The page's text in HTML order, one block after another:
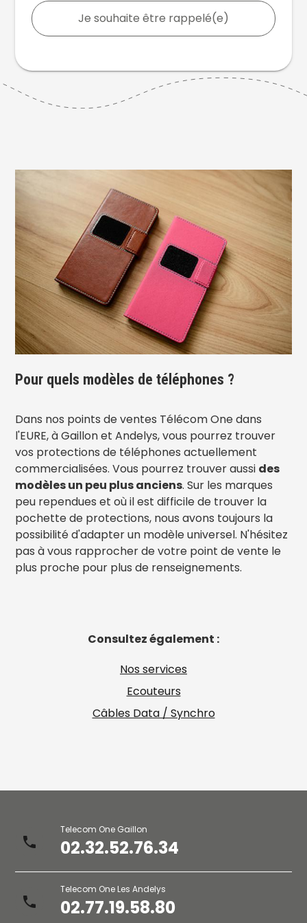
Je souhaite être rappelé(e)
Pour quels modèles de téléphones ?
Dans nos points de ventes Télécom One dans
l'EURE, à Gaillon et Andelys, vous pourrez trouver
vos protections de téléphones actuellement
commercialisées. Vous pourrez trouver aussi des
modèles un peu plus anciens. Sur les marques
peu rependues et où il est difficile de trouver la
pochette de protections, nous avons toujours la
possibilité d'adapter un modèle universel. N'hésitez
pas à vous rapprocher de votre point de vente le
plus proche pour plus de renseignements.
Consultez également :
Nos services
Ecouteurs
Câbles Data / Synchro
phone
Telecom One Gaillon
02.32.52.76.34
phone
Telecom One Les Andelys
02.77.19.58.80